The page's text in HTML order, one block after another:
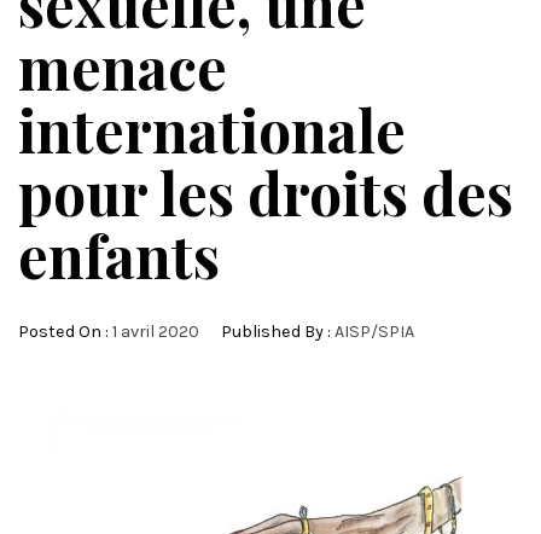
menace
internationale
pour les droits des
enfants
Posted On : 1 avril 2020 Published By : AISP/SPIA